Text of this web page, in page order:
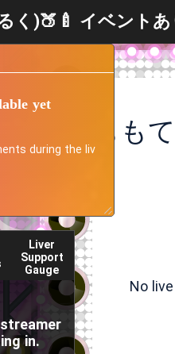
く)🍑🍼 イベント
No
Liver
Support
Gauge
in.
yet
during the liv